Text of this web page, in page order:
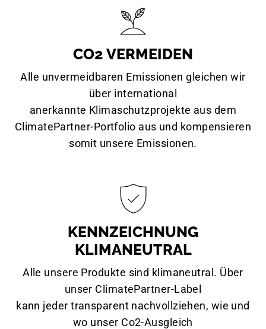
CO2 VERMEIDEN
Alle unvermeidbaren Emissionen gleichen wir
über international
anerkannte Klimaschutzprojekte aus dem
ClimatePartner-Portfolio aus und kompensieren
somit unsere Emissionen.
KENNZEICHNUNG
KLIMANEUTRAL
Alle unsere Produkte sind klimaneutral. Über
unser ClimatePartner-Label
kann jeder transparent nachvollziehen, wie und
wo unser Co2-Ausgleich